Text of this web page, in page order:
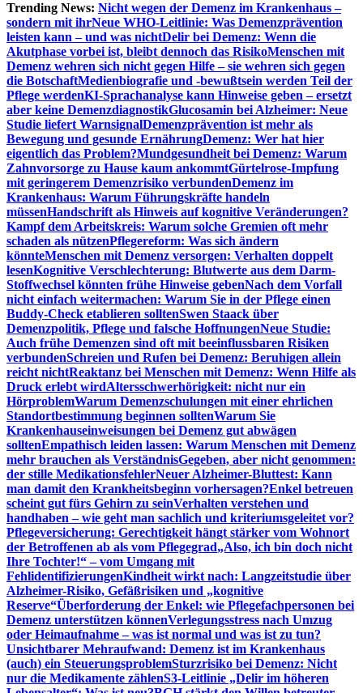
Trending News: Nicht wegen der Demenz im Krankenhaus –
sondern mit ihrNeue WHO-Leitlinie: Was Demenzprävention
leisten kann – und was nichtDelir bei Demenz: Wenn die
Akutphase vorbei ist, bleibt dennoch das RisikoMenschen mit
Demenz wehren sich nicht gegen Hilfe – sie wehren sich gegen
die BotschaftMedienbiografie und -bewußtsein werden Teil der
Pflege werdenKI-Sprachanalyse kann Hinweise geben – ersetzt
aber keine DemenzdiagnostikGlucosamin bei Alzheimer: Neue
Studie liefert WarnsignalDemenzprävention ist mehr als
Bewegung und gesunde ErnährungDemenz: Wer hat hier
eigentlich das Problem?Mundgesundheit bei Demenz: Warum
Zahnvorsorge zu Hause kaum ankommtGürtelrose-Impfung
mit geringerem Demenzrisiko verbundenDemenz im
Krankenhaus: Warum Führungskräfte handeln
müssenHandschrift als Hinweis auf kognitive Veränderungen?
Kampf dem Arbeitskreis: Warum solche Gremien oft mehr
schaden als nützenPflegereform: Was sich ändern
könnteMenschen mit Demenz versorgen: Verhalten doppelt
lesenKognitive Verschlechterung: Blutwerte aus dem Darm-
Stoffwechsel könnten frühe Hinweise gebenNach dem Vorfall
nicht einfach weitermachen: Warum Sie in der Pflege einen
Buddy-Check etablieren solltenSwen Staack über
Demenzpolitik, Pflege und falsche HoffnungenNeue Studie:
Auch frühe Demenzen sind oft mit beeinflussbaren Risiken
verbundenSchreien und Rufen bei Demenz: Beruhigen allein
reicht nichtReaktanz bei Menschen mit Demenz: Wenn Hilfe als
Druck erlebt wirdAltersschwerhörigkeit: nicht nur ein
HörproblemWarum Demenzschulungen mit einer ehrlichen
Standortbestimmung beginnen solltenWarum Sie
Krankenhauseinweisungen bei Demenz gut abwägen
solltenEmpathisch leiden lassen: Warum Menschen mit Demenz
mehr brauchen als VerständnisGegeben, aber nicht genommen:
der stille MedikationsfehlerNeuer Alzheimer-Bluttest: Kann
man damit den Krankheitsbeginn vorhersagen?Enkel betreuen
scheint gut fürs Gehirn zu seinVerhalten verstehen und
handhaben – wie geht man sachlich und kriteriumsgeleitet vor?
Pflegeversicherung: Gerechtigkeit hängt stärker vom Wohnort
der Betroffenen ab als vom Pflegegrad„Also, ich bin doch nicht
Ihre Tochter!“ – vom Umgang mit
FehlidentifizierungenKindheit wirkt nach: Langzeitstudie über
Alzheimer-Risiko, Gefäßrisiken und „kognitive
Reserve“Überforderung der Enkel: wie Pflegefachpersonen bei
Demenz unterstützen könnenVerlegungsstress nach Umzug
oder Heimaufnahme – was ist normal und was ist zu tun?
Unsichtbarer Mehraufwand: Demenz ist im Krankenhaus
(auch) ein SteuerungsproblemSturzrisiko bei Demenz: Nicht
nur die Medikamente zählenS3-Leitlinie „Delir im höheren